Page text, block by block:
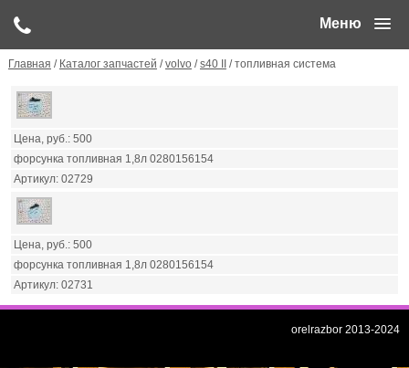
Меню
Главная / Каталог запчастей /volvo/s40 II / топливная система
500
форсунка топливная 1,8л 0280156154
02729
500
форсунка топливная 1,8л 0280156154
02731
orelrazbor 2013-2024